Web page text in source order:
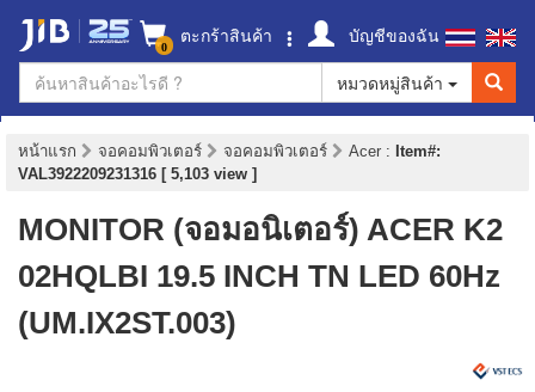
0 ตะกร้าสินค้า
บัญชีของฉัน
หมวดหมู่สินค้า
หน้าแรก จอคอมพิวเตอร์ จอคอมพิวเตอร์ Acer : Item#:
VAL3922209231316 [ 5,103 view ]
MONITOR (จอมอนิเตอร์) ACER K2
02HQLBI 19.5 INCH TN LED 60Hz
(UM.IX2ST.003)